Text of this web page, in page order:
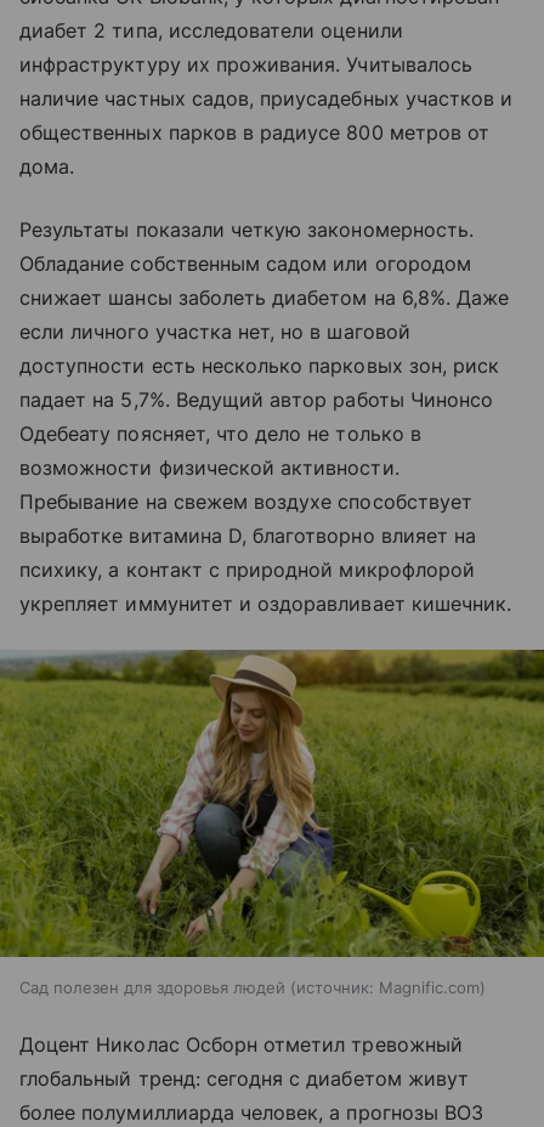
диабет 2 типа, исследователи оценили
инфраструктуру их проживания. Учитывалось
наличие частных садов, приусадебных участков и
общественных парков в радиусе 800 метров от
дома.
Результаты показали четкую закономерность.
Обладание собственным садом или огородом
снижает шансы заболеть диабетом на 6,8%. Даже
если личного участка нет, но в шаговой
доступности есть несколько парковых зон, риск
падает на 5,7%. Ведущий автор работы Чинонсо
Одебеату поясняет, что дело не только в
возможности физической активности.
Пребывание на свежем воздухе способствует
выработке витамина D, благотворно влияет на
психику, а контакт с природной микрофлорой
укрепляет иммунитет и оздоравливает кишечник.
Сад полезен для здоровья людей источник: Magnific.com
Доцент Николас Осборн отметил тревожный
глобальный тренд: сегодня с диабетом живут
более полумиллиарда человек, а прогнозы ВОЗ